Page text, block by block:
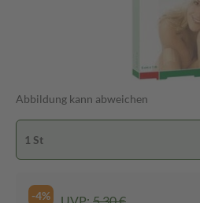
Abbildung kann abweichen
1 St
-4%